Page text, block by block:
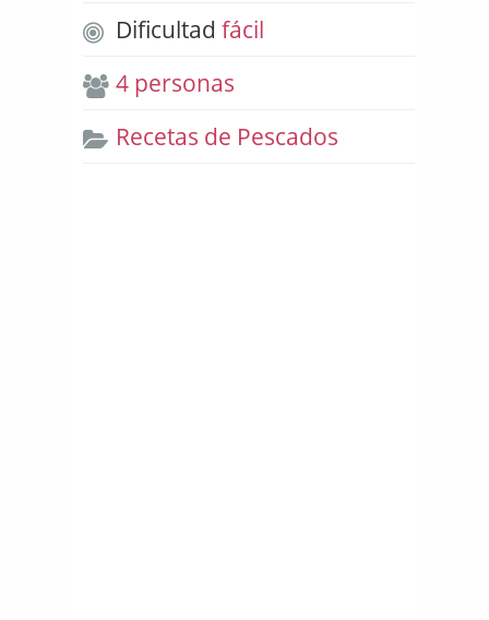
Dificultad fácil
4 personas
Recetas de Pescados